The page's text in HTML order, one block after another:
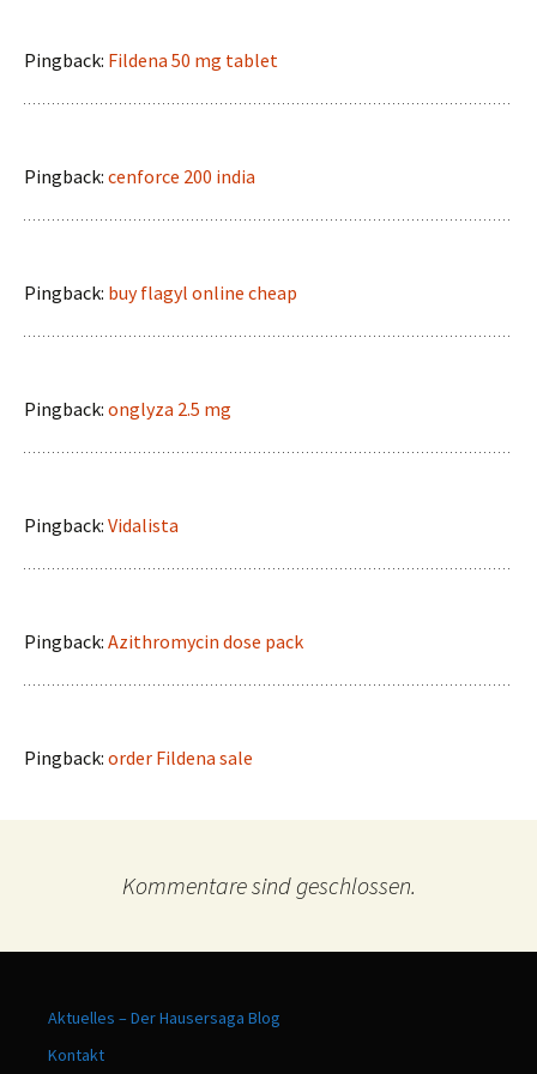
Pingback: Fildena 50 mg tablet
Pingback: cenforce 200 india
Pingback: buy flagyl online cheap
Pingback: onglyza 2.5 mg
Pingback: Vidalista
Pingback: Azithromycin dose pack
Pingback: order Fildena sale
Kommentare sind geschlossen.
Aktuelles – Der Hausersaga Blog
Kontakt